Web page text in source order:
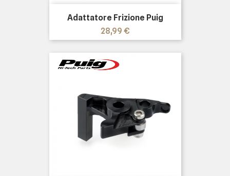
Adattatore Frizione Puig
Prezzo
28,99 €